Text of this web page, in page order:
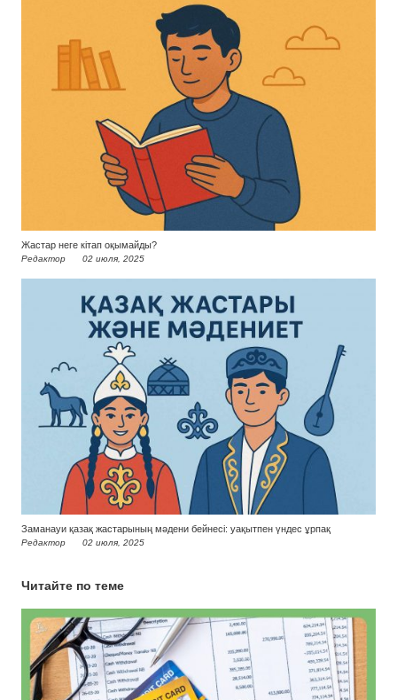
Жастар неге кітап оқымайды?
Редактор 02 июля, 2025
Заманауи қазақ жастарының мәдени бейнесі: уақытпен үндес ұрпақ
Редактор 02 июля, 2025
Читайте по теме